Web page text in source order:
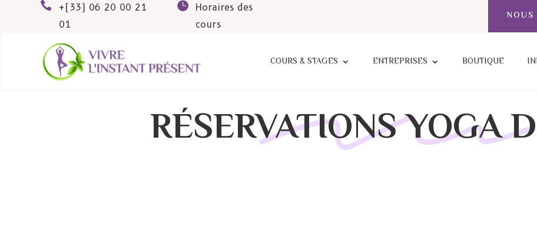

+(33) 06 20 00 21
01

Horaires des
cours
NOUS
COURS & STAGES ENTREPRISES BOUTIQUE
RÉSERVATIONS YOGA